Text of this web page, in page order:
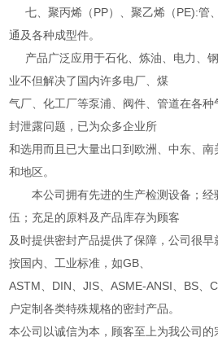
七、聚丙烯（PP）、聚乙烯（PE):管
通及各种成型件。
产品广泛应用于石化、炼油、电力、
业不但解决了国内许多电厂、煤
气厂、化工厂等泵浦、阀件、管道在各
封泄露问题，已为众多企业所
和选用而且已大量出口到欧洲、中东、
和地区。
本公司拥有先进的生产检测设备；经
伍；充足的原料及产品库存为顾客
及时提供密封产品提供了保障，公司很
按国内、工业标准，如GB、
ASTM、DIN、JIS、ASME-ANSI、BS、
户定制各类特殊规格的密封产品。
本公司以诚信为本，顾客至上为我公司